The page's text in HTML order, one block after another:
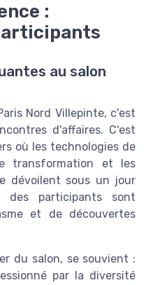
:
au salon
Nord Villepinte, c'est
d'affaires. C'est
où les technologies de
transformation et les
dévoilent sous un jour
des participants sont
et de découvertes
du salon, se souvient :
par la diversité